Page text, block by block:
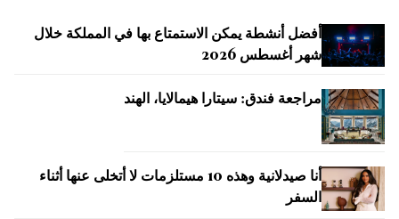
أفضل أنشطة يمكن الاستمتاع بها في المملكة خلال
شهر أغسطس 2026
مراجعة فندق: سيتارا هيمالايا، الهند
أنا صيدلانية وهذه 10 مستلزمات لا أتخلى عنها أثناء
السفر